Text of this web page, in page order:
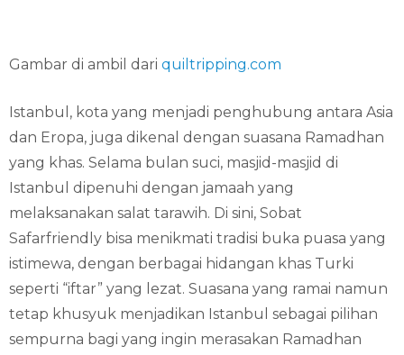
Gambar di ambil dari quiltripping.com
Istanbul, kota yang menjadi penghubung antara Asia
dan Eropa, juga dikenal dengan suasana Ramadhan
yang khas. Selama bulan suci, masjid-masjid di
Istanbul dipenuhi dengan jamaah yang
melaksanakan salat tarawih. Di sini, Sobat
Safarfriendly bisa menikmati tradisi buka puasa yang
istimewa, dengan berbagai hidangan khas Turki
seperti “iftar” yang lezat. Suasana yang ramai namun
tetap khusyuk menjadikan Istanbul sebagai pilihan
sempurna bagi yang ingin merasakan Ramadhan